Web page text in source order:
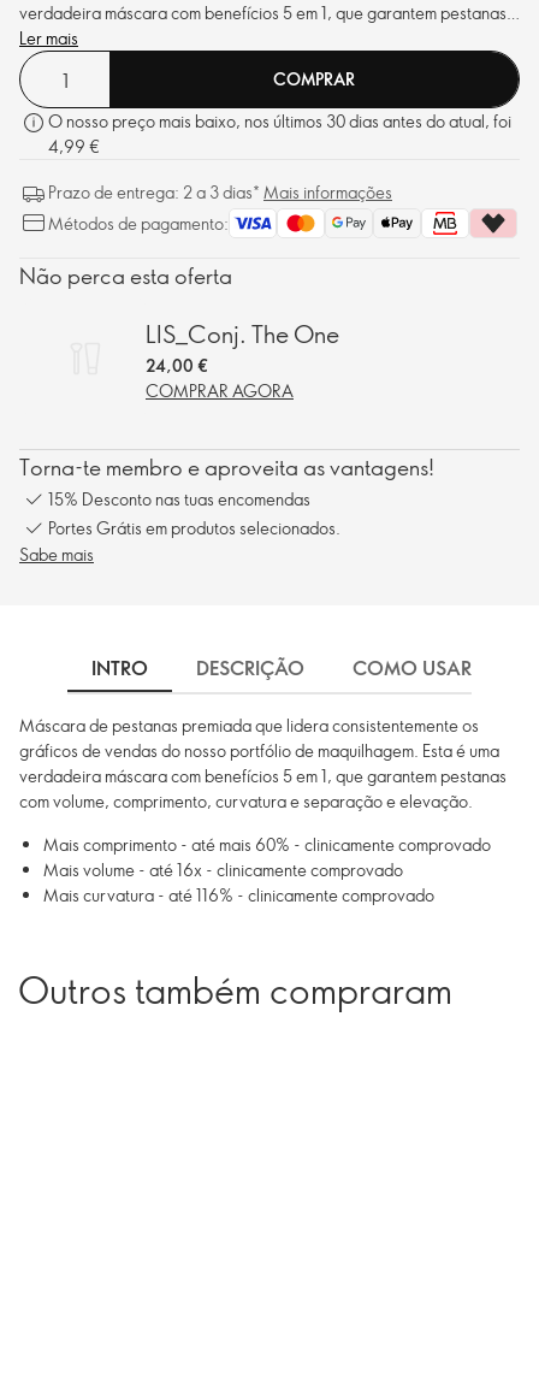
verdadeira máscara com benefícios 5 em 1, que garantem pestanas
com volume, comprimento, curvatura e separação e elevação.
Ler mais
COMPRAR
O nosso preço mais baixo, nos últimos 30 dias antes do atual, foi
4,99 €
Prazo de entrega: 2 a 3 dias* Mais informações
Métodos de pagamento:
Não perca esta oferta
LIS_Conj. The One
24,00 €
COMPRAR AGORA
Torna-te membro e aproveita as vantagens!
15% Desconto nas tuas encomendas
Portes Grátis em produtos selecionados.
Sabe mais
INTRO DESCRIÇÃO COMO USAR
Máscara de pestanas premiada que lidera consistentemente os
gráficos de vendas do nosso portfólio de maquilhagem. Esta é uma
verdadeira máscara com benefícios 5 em 1, que garantem pestanas
com volume, comprimento, curvatura e separação e elevação.
Mais comprimento - até mais 60% - clinicamente comprovado
Mais volume - até 16x - clinicamente comprovado
Mais curvatura - até 116% - clinicamente comprovado
Outros também compraram